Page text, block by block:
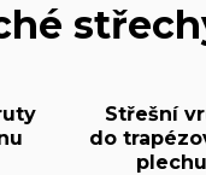
Střešní
do
plechu